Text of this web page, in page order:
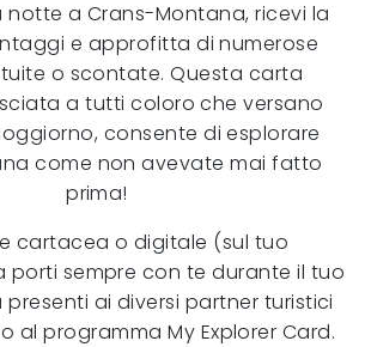
notte a Crans-Montana, ricevi la
e approfitta di numerose
o scontate. Questa carta
a tutti coloro che versano
consente di esplorare
come non avevate mai fatto
prima!
cartacea o digitale (sul tuo
porti sempre con te durante il tuo
ai diversi partner turistici
al programma My Explorer Card.